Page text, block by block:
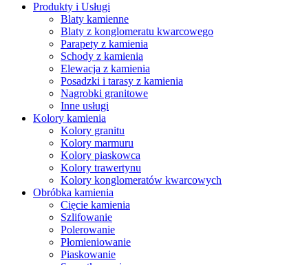
Produkty i Usługi
Blaty kamienne
Blaty z konglomeratu kwarcowego
Parapety z kamienia
Schody z kamienia
Elewacja z kamienia
Posadzki i tarasy z kamienia
Nagrobki granitowe
Inne usługi
Kolory kamienia
Kolory granitu
Kolory marmuru
Kolory piaskowca
Kolory trawertynu
Kolory konglomeratów kwarcowych
Obróbka kamienia
Cięcie kamienia
Szlifowanie
Polerowanie
Płomieniowanie
Piaskowanie